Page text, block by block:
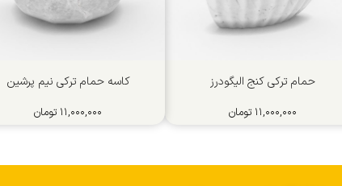
حمام ترکی کنج الیگودرز
۱۱,۰۰۰,۰۰۰ تومان
کاسه حمام ترکی نیم پرشین
۱۱,۰۰۰,۰۰۰ تومان